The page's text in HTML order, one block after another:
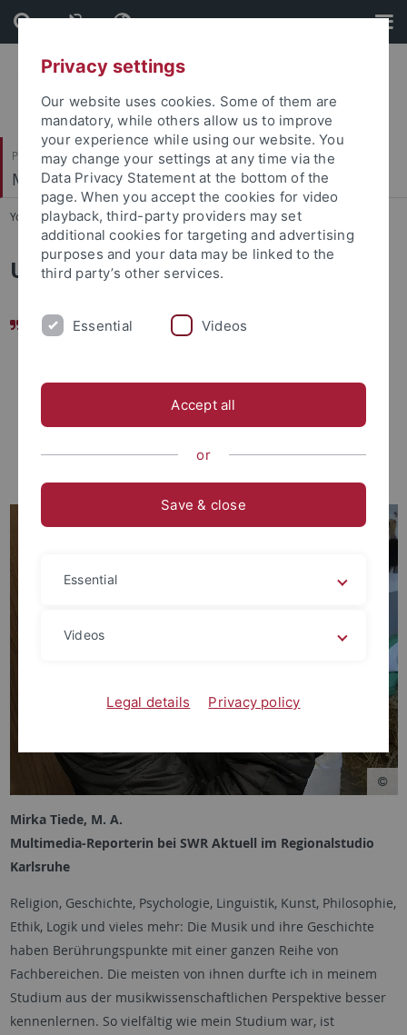
Skip
to
content
Skip
to
footer
Philosophische Fakultät
Musikwissenschaftliches Institut
You are here: Startseite ... Unsere Alumni
Unsere Alumni stellen sich vor
So vielfältig wie mein Studium war, ist inzwischen auch
Programme und die ARD in unterschiedlichen
Formaten Radio- sowie Fernsehbeiträge und schreibe
Mirka Tiede, M. A.
Multimedia-Reporterin bei SWR Aktuell im Regionalstudio
Karlsruhe
Religion, Geschichte, Psychologie, Linguistik, Kunst, Philosophie,
Ethik, Logik und vieles mehr: Die Musik und ihre Geschichte
haben Berührungspunkte mit einer ganzen Reihe von
Fachbereichen. Die meisten von ihnen durfte ich in meinem
Studium aus der musikwissenschaftlichen Perspektive besser
kennenlernen. So vielfältig wie mein Studium war, ist
Privacy settings
Our website uses cookies. Some of them are
mandatory, while others allow us to improve
your experience while using our website. You
may change your settings at any time via the
Data Privacy Statement at the bottom of the
page. When you accept the cookies for video
playback, third-party providers may set
additional cookies for targeting and advertising
purposes and your data may be linked to the
third party’s other services.
Essential Videos
Accept all
or
Save & close
Essential
Videos
Legal details Privacy policy